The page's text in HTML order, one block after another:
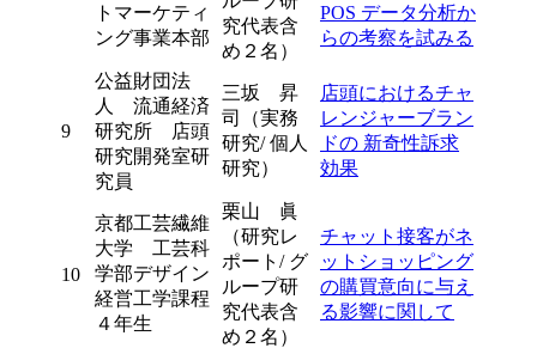
トマーケティ
ング事業本部
究代表含
め２名）
POS データ分析か
らの考察を試みる
9
公益財団法
人 流通経済
研究所 店頭
研究開発室研
究員
三坂 昇
司（実務
研究/ 個人
研究）
店頭におけるチャ
レンジャーブラン
ドの 新奇性訴求
効果
10
京都工芸繊維
大学 工芸科
学部デザイン
経営工学課程
４年生
栗山 眞
（研究レ
ポート/ グ
ループ研
究代表含
め２名）
チャット接客がネ
ットショッピング
の購買意向に与え
る影響に関して